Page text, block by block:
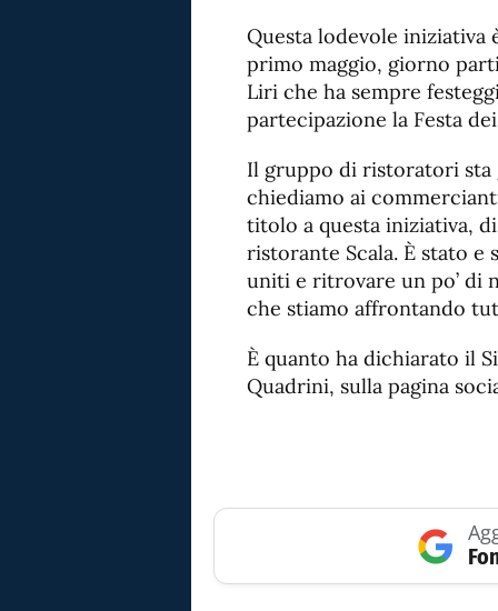
Questa lodevole iniziativa
primo maggio, giorno
Liri che ha sempre
partecipazione la Festa
Il gruppo di ristoratori sta
chiediamo ai
titolo a questa iniziativa,
ristorante Scala. È stato e
uniti e ritrovare un po’ di
che stiamo affrontando
È quanto ha dichiarato il
Quadrini, sulla pagina